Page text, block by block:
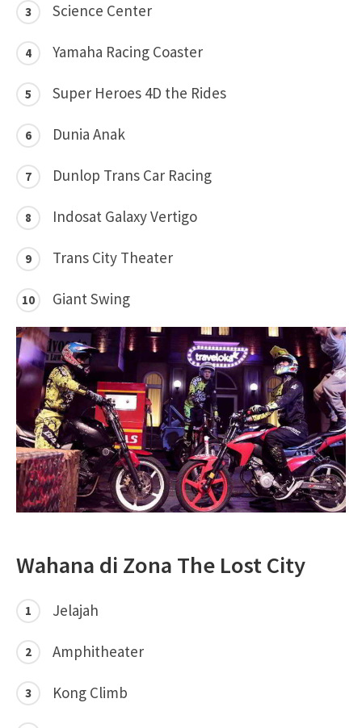
Science Center
Yamaha Racing Coaster
Super Heroes 4D the Rides
Dunia Anak
Dunlop Trans Car Racing
Indosat Galaxy Vertigo
Trans City Theater
Giant Swing
Wahana di Zona The Lost City
Jelajah
Amphitheater
Kong Climb